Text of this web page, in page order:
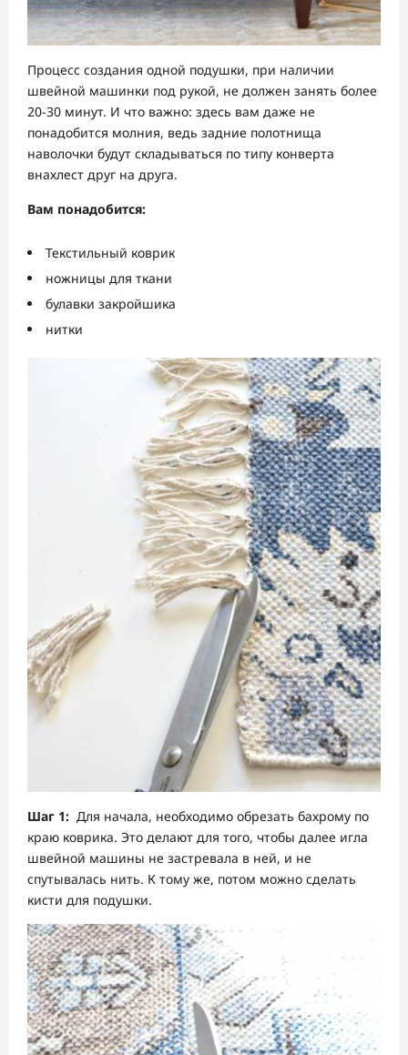
Процесс создания одной подушки, при наличии
швейной машинки под рукой, не должен занять более
20-30 минут. И что важно: здесь вам даже не
понадобится молния, ведь задние полотнища
наволочки будут складываться по типу конверта
внахлест друг на друга.
Вам понадобится:
Текстильный коврик
ножницы для ткани
булавки закройшика
нитки
Шаг 1: Для начала, необходимо обрезать бахрому по
краю коврика. Это делают для того, чтобы далее игла
швейной машины не застревала в ней, и не
спутывалась нить. К тому же, потом можно сделать
кисти для подушки.